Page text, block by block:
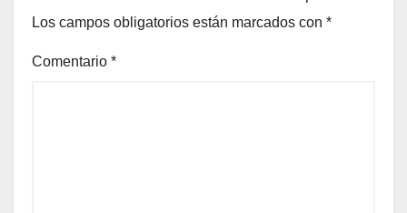
Los campos obligatorios están marcados con *
Comentario *